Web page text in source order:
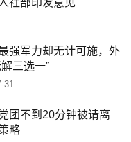
社部印发意见
强军力却无计可施，外
三选一”
31
团不到20分钟被请离
略